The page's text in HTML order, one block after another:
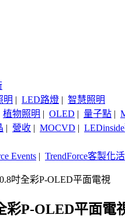
明 | LED路燈 | 智慧照明
植物照明 | OLED | 量子點 |
| 營收 | MOCVD |
Events | TrendForce客製化
吋全彩P-OLED平面電視
彩P-OLED平面電